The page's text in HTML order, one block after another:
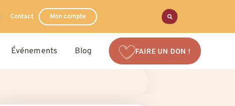
Contact Mon compte
Événements Blog FAIRE UN DON !